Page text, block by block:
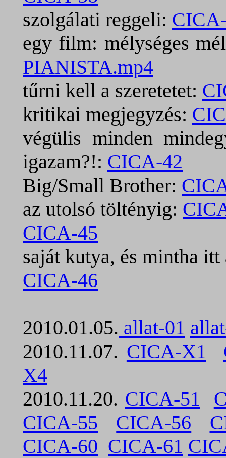
szolgálati reggeli:
egy film: mélységes
PIANISTA.mp4
tűrni kell a szeretetet:
kritikai megjegyzés:
végülis minden
igazam?!: CICA-42
Big/Small Brother:
az utolsó töltényig:
CICA-45
saját kutya, és mintha
CICA-46
2010.01.05. allat-01
2010.11.07. CICA-X1
X4
2010.11.20. CICA-51
CICA-55
CICA-56
CICA-60 CICA-61